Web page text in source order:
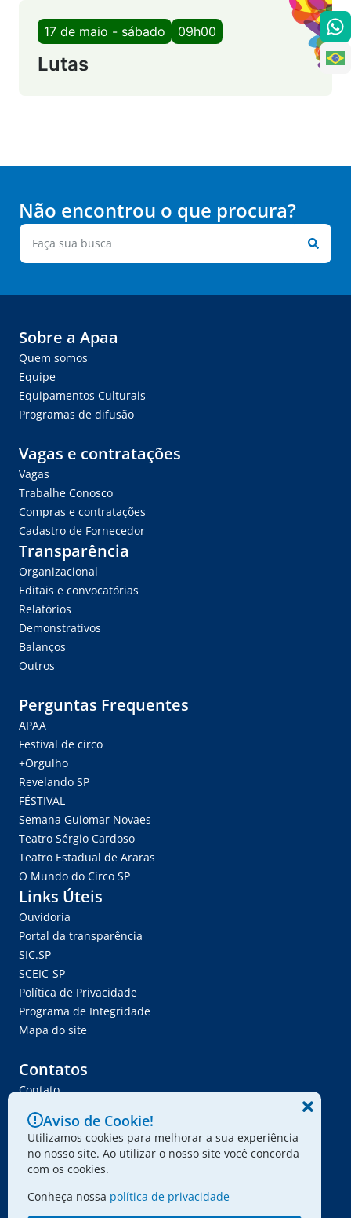
17 de maio - sábado 09h00
Lutas
Não encontrou o que procura?
Sobre a Apaa
Quem somos
Equipe
Equipamentos Culturais
Programas de difusão
Vagas e contratações
Vagas
Trabalhe Conosco
Compras e contratações
Cadastro de Fornecedor
Transparência
Organizacional
Editais e convocatórias
Relatórios
Demonstrativos
Balanços
Outros
Perguntas Frequentes
APAA
Festival de circo
+Orgulho
Revelando SP
FÉSTIVAL
Semana Guiomar Novaes
Teatro Sérgio Cardoso
Teatro Estadual de Araras
O Mundo do Circo SP
Links Úteis
Ouvidoria
Portal da transparência
SIC.SP
SCEIC-SP
Política de Privacidade
Programa de Integridade
Mapa do site
Contatos
Contato
Trabalhe Conosco
Ser Fornecedor
Envie seu projeto
Aviso de Cookie!
Utilizamos cookies para melhorar a sua experiência
no nosso site. Ao utilizar o nosso site você concorda
com os cookies.
Conheça nossa política de privacidade